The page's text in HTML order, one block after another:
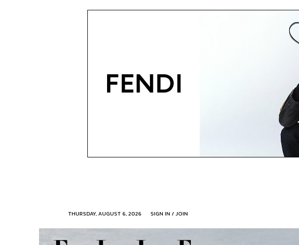
THURSDAY, AUGUST 6, 2026 SIGN IN / JOIN